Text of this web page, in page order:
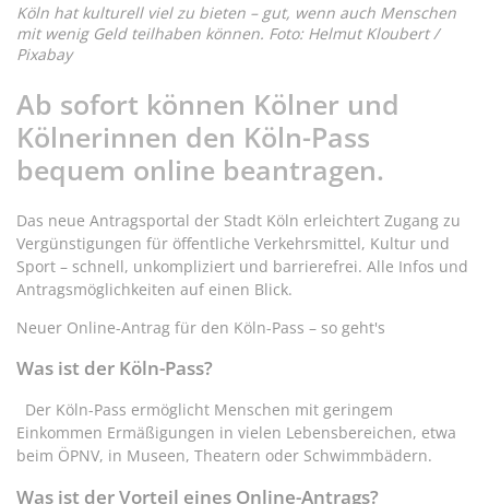
Köln hat kulturell viel zu bieten – gut, wenn auch Menschen
mit wenig Geld teilhaben können. Foto: Helmut Kloubert /
Pixabay
Ab sofort können Kölner und
Kölnerinnen den Köln-Pass
bequem online beantragen.
Das neue Antragsportal der Stadt Köln erleichtert Zugang zu
Vergünstigungen für öffentliche Verkehrsmittel, Kultur und
Sport – schnell, unkompliziert und barrierefrei. Alle Infos und
Antragsmöglichkeiten auf einen Blick.
Neuer Online-Antrag für den Köln-Pass – so geht's
Was ist der Köln-Pass?
Der Köln-Pass ermöglicht Menschen mit geringem
Einkommen Ermäßigungen in vielen Lebensbereichen, etwa
beim ÖPNV, in Museen, Theatern oder Schwimmbädern.
Was ist der Vorteil eines Online-Antrags?